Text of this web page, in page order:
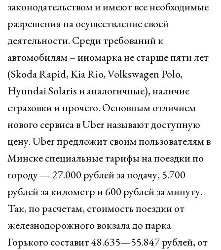
законодательством и имеют все необходимые
разрешения на осуществление своей
деятельности. Среди требований к
автомобилям – иномарка не старше пяти лет
(Skoda Rapid, Kia Rio, Volkswagen Polo,
Hyundai Solaris и аналогичные), наличие
страховки и прочего. Основным отличием
нового сервиса в Uber называют доступную
цену. Uber предложит своим пользователям в
Минске специальные тарифы на поездки по
городу — 27.000 рублей за подачу, 5.700
рублей за километр и 600 рублей за минуту.
Так, по расчетам, стоимость поездки от
железнодорожного вокзала до парка
Горького составит 48.635—55.847 рублей, от